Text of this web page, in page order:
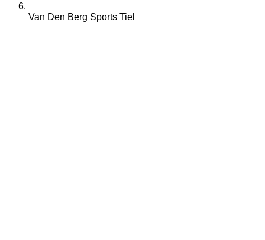
Van Den Berg Sports Tiel